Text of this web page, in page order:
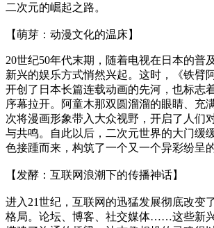
二次元的崛起之路。
【萌芽：动漫文化的温床】
20世纪50年代末期，随着电视在日本的普
新兴的娱乐方式悄然兴起。这时，《铁臂
开创了日本长篇连载动画的先河，也标志
序幕拉开。阿童木那双圆溜溜的眼睛、充
次将漫画形象带入大众视野，开启了人们
与共鸣。自此以后，二次元世界的大门缓
色接踵而来，构筑了一个又一个异彩纷呈
【发酵：互联网浪潮下的传播神话】
进入21世纪，互联网的迅猛发展彻底改变
格局。论坛、博客、社交媒体……这些新